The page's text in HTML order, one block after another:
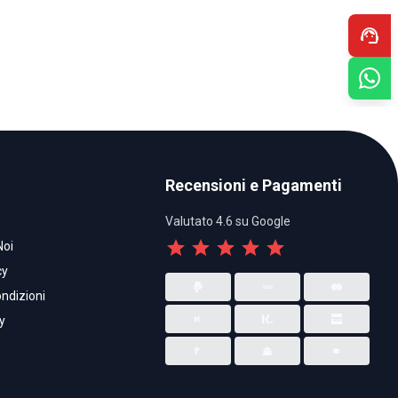
Recensioni e Pagamenti
Valutato 4.6 su Google
star star star star star
support_agent